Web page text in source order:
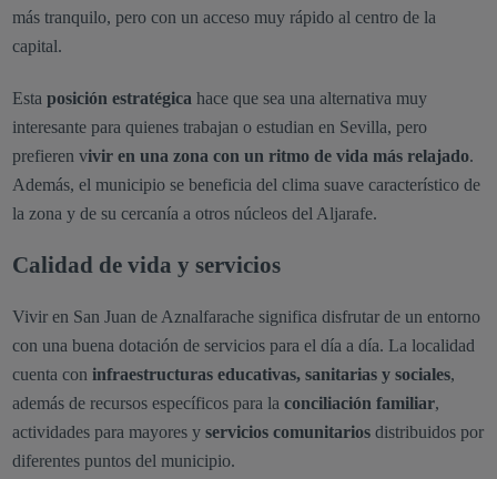
más tranquilo, pero con un acceso muy rápido al centro de la
capital.
Esta posición estratégica hace que sea una alternativa muy
interesante para quienes trabajan o estudian en Sevilla, pero
prefieren vivir en una zona con un ritmo de vida más relajado.
Además, el municipio se beneficia del clima suave característico de
la zona y de su cercanía a otros núcleos del Aljarafe.
Calidad de vida y servicios
Vivir en San Juan de Aznalfarache significa disfrutar de un entorno
con una buena dotación de servicios para el día a día. La localidad
cuenta con infraestructuras educativas, sanitarias y sociales,
además de recursos específicos para la conciliación familiar,
actividades para mayores y servicios comunitariosdistribuidos por
diferentes puntos del municipio.